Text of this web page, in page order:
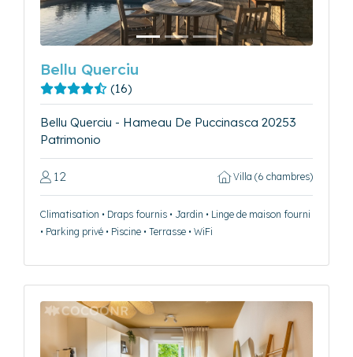
Bellu Querciu
(16)
Bellu Querciu - Hameau De Puccinasca 20253
Patrimonio
12 Villa (6 chambres)
Climatisation • Draps fournis • Jardin • Linge de maison fourni
• Parking privé • Piscine • Terrasse • WiFi